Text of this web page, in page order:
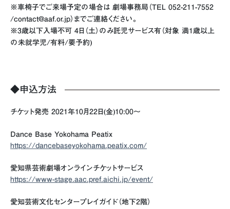
※車椅子でご来場予定の場合は 劇場事務局（TEL 052-211-7552
/contact@aaf.or.jp）までご連絡ください。
※3歳以下入場不可 4日（土）のみ託児サービス有（対象 満1歳以上
の未就学児/有料/要予約)
◆申込方法
チケット発売 2021年10月22日(金)10:00～
Dance Base Yokohama Peatix
https://dancebaseyokohama.peatix.com/
愛知県芸術劇場オンラインチケットサービス
https://www-stage.aac.pref.aichi.jp/event/
愛知芸術文化センタープレイガイド（地下2階）